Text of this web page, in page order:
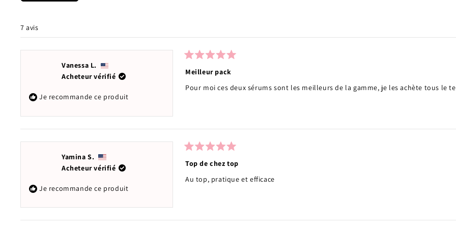
7 avis
Vanessa L.
Acheteur vérifié
Je recommande ce produit
5
sur
5
étoiles
Meilleur pack
Pour moi ces deux sérums sont les meilleurs de la gamme, je les achète tous le
Yamina S.
Acheteur vérifié
Je recommande ce produit
5
sur
5
étoiles
Top de chez top
Au top, pratique et efficace